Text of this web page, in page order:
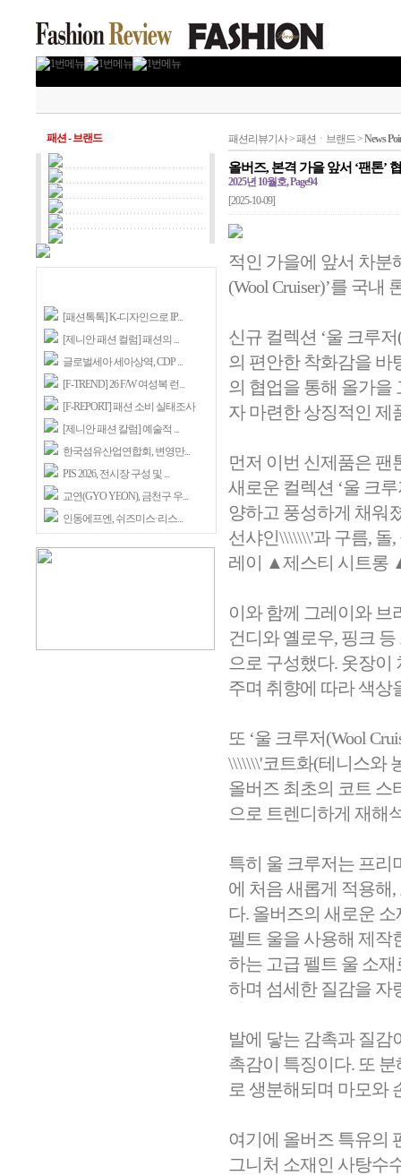
패션 - 브랜드
[패션톡톡] K-디자인으로 IP...
[제니안 패션 컬럼] 패션의 ...
글로벌세아 세아상역, CDP ...
[F-TREND] 26 F/W 여성복 런...
[F-REPORT] 패션 소비 실태조사
[제니안 패션 칼럼] 예술적 ...
한국섬유산업연합회, 변영만...
PIS 2026, 전시장 구성 및 ...
교연(GYO YEON), 금천구 우...
인동에프엔, 쉬즈미스·리스...
패션리뷰기사 > 패션ㆍ브랜드 >News
올버즈, 본격 가을 앞서 ‘팬톤’
2025년 10월호, Page94
[2025-10-09]
적인 가을에 앞서 차분
(Wool Cruiser)’를 국내
신규 컬렉션 ‘울 크루
의 편안한 착화감을 바
의 협업을 통해 올가을
자 마련한 상징적인 제
먼저 이번 신제품은 팬
새로운 컬렉션 ‘울 크
양하고 풍성하게 채워
선샤인\\\\\\\'과 구름,
레이 ▲제스티 시트롱
이와 함께 그레이와 브
건디와 옐로우, 핑크
으로 구성했다. 옷장
주며 취향에 따라 색상
또 ‘울 크루저(Wool
\\\\\\\'코트화(테니스와
올버즈 최초의 코트 스
으로 트렌디하게 재해
특히 울 크루저는 프리
에 처음 새롭게 적용해
다. 올버즈의 새로운 소
펠트 울을 사용해 제작
하는 고급 펠트 울 소
하며 섬세한 질감을 자
발에 닿는 감촉과 질
촉감이 특징이다. 또
로 생분해되며 마모와
여기에 올버즈 특유의
그니처 소재인 사탕수